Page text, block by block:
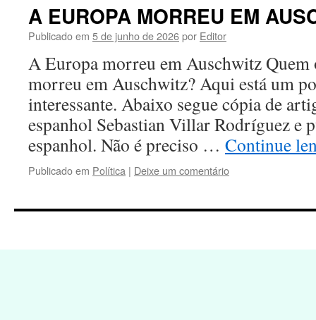
A EUROPA MORREU EM
Publicado em 5 de junho de 2026por Editor
A Europa morreu em Auschwitz Quem
morreu em Auschwitz? Aqui está um
interessante. Abaixo segue cópia de
espanhol Sebastian Villar Rodríguez e
espanhol. Não é preciso … Continue
Publicado em Política | Deixe um comentário